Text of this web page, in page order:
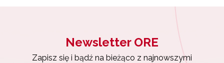
Newsletter ORE
Zapisz się i bądź na bieżąco z najnowszymi